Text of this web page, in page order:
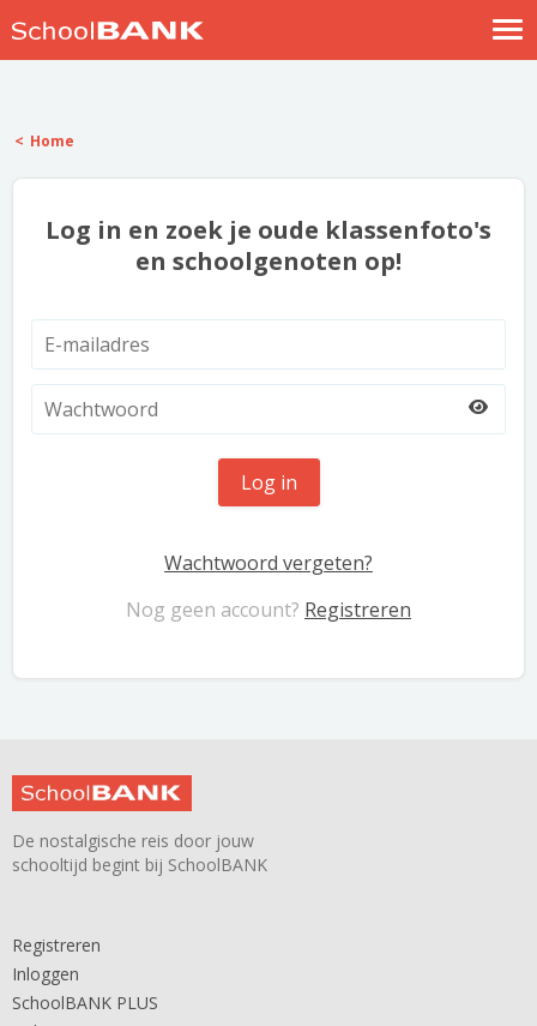
Help
Home
Log in en zoek je oude klassenfoto's
en schoolgenoten op!
Log in
Wachtwoord vergeten?
Nog geen account? Registreren
De nostalgische reis door jouw
schooltijd begint bij SchoolBANK
Registreren
Inloggen
SchoolBANK PLUS